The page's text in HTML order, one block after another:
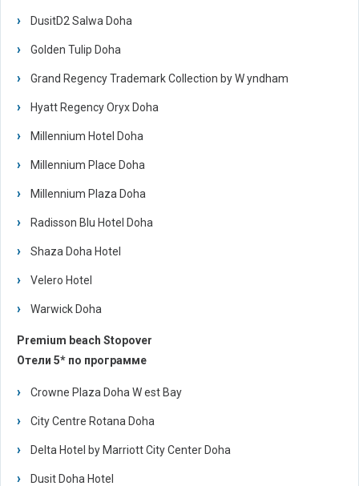
DusitD2 Salwa Doha
Golden Tulip Doha
Grand Regency Trademark Collection by W yndham
Hyatt Regency Oryx Doha
Millennium Hotel Doha
Millennium Place Doha
Millennium Plaza Doha
Radisson Blu Hotel Doha
Shaza Doha Hotel
Velero Hotel
Warwick Doha
Premium beach Stopover
Отели 5* по программе
Crowne Plaza Doha W est Bay
City Centre Rotana Doha
Delta Hotel by Marriott City Center Doha
Dusit Doha Hotel